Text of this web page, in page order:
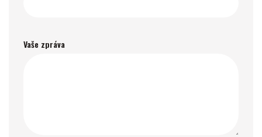
Vaše zpráva